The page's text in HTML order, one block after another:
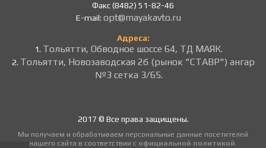
Факс (8482) 51-82-46
E-mail: opt@mayakavto.ru
Адреса:
1. Тольятти, Обводное шоссе 64, ТД МАЯК.
2. Тольятти, Новозаводская 2б (рынок "СТАВР") ангар
№3 сетка 3/65.
2017 © Все права защищены.
Мы получаем и обрабатываем персональные данные посетителей
нашего сайта в соответствии с официальной политикой.